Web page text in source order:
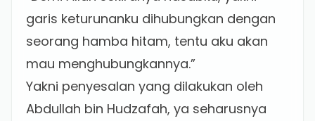
garis keturunanku dihubungkan dengan
seorang hamba hitam, tentu aku akan
mau menghubungkannya.”
Yakni penyesalan yang dilakukan oleh
Abdullah bin Hudzafah, ya seharusnya